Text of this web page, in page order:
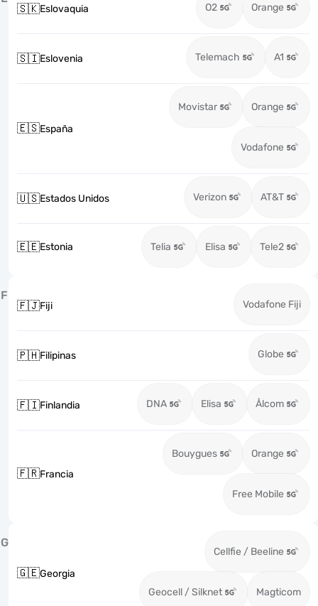
🇸🇰Eslovaquia O2 Orange
🇸🇮Eslovenia Telemach A1
🇪🇸España
Movistar Orange
Vodafone
🇺🇸Estados Unidos Verizon AT&T
🇪🇪Estonia Telia Elisa Tele2
F
🇫🇯Fiji Vodafone Fiji
🇵🇭Filipinas Globe
🇫🇮Finlandia DNA Elisa Ålcom
🇫🇷Francia
Bouygues Orange
Free Mobile
G
🇬🇪Georgia
Cellfie / Beeline
Geocell / Silknet Magticom